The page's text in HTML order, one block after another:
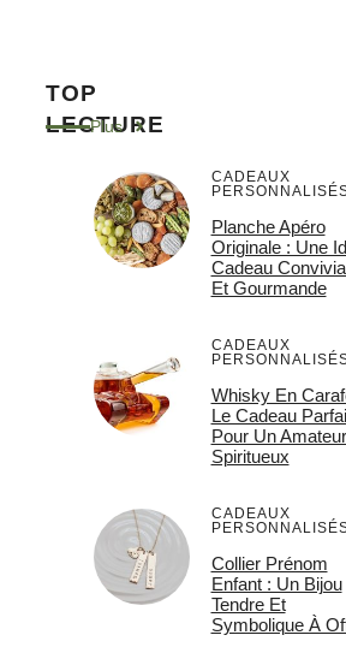
TOP
LECTURE
Plus
CADEAUX
Planche Apéro
Originale : Une
Cadeau
Et Gourmande
CADEAUX
Whisky En
Le Cadeau
Pour Un
Spiritueux
CADEAUX
Collier Prénom
Enfant : Un Bijou
Tendre Et
Symbolique À